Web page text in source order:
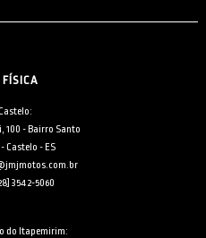
FÍSICA
100 - Bairro Santo
Castelo - ES
3542-5060
do Itapemirim: